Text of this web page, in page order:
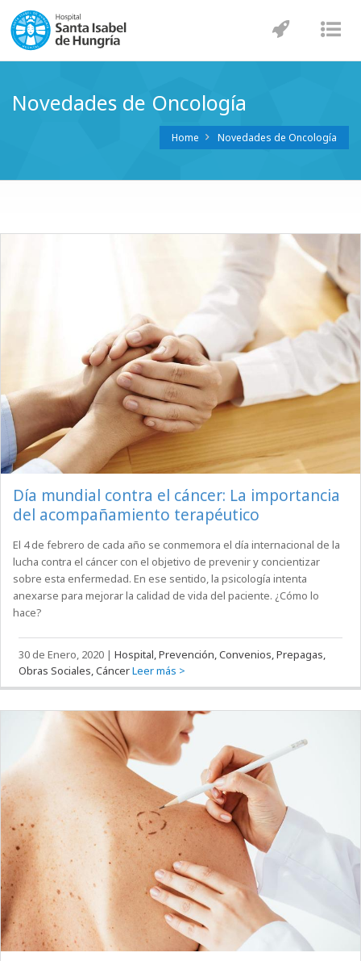
Novedades de Oncología
Home Novedades de Oncología
Día mundial contra el cáncer: La importancia
del acompañamiento terapéutico
El 4 de febrero de cada año se conmemora el día internacional de la
lucha contra el cáncer con el objetivo de prevenir y concientizar
sobre esta enfermedad. En ese sentido, la psicología intenta
anexarse para mejorar la calidad de vida del paciente. ¿Cómo lo
hace?
30 de Enero, 2020 |Hospital, Prevención, Convenios, Prepagas,
Obras Sociales, CáncerLeer más >